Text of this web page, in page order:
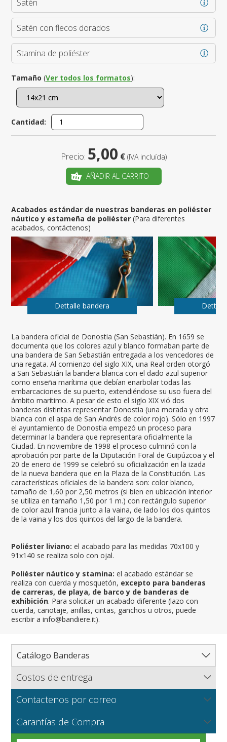
La bandera oficial de Donostia (San Sebastián). En 1659 se
documenta que los colores azul y blanco formaban parte de
una bandera de San Sebastián entregada a los vencedores de
una regata. Al comienzo del siglo XIX, una Real orden otorgó
a San Sebastián la bandera blanca con el dado azul superior
como enseña marítima que debían enarbolar todas las
embarcaciones de su puerto, extendiéndose su uso fuera del
ámbito marítimo. A pesar de esto el siglo XIX vió dos
banderas distintas representar Donostia (una morada y otra
blanca con el aspa de San Andrés de color rojo). Sólo en 1997
el ayuntamiento de Donostia empezó un proceso para
determinar la bandera que representara oficialmente la
Ciudad. En noviembre de 1998 el proceso culminó con la
aprobación por parte de la Diputación Foral de Guipúzcoa y el
20 de enero de 1999 se celebró su oficialización en la izada
de la nueva bandera que en la Plaza de la Constitución. Las
características oficiales de la bandera son: color blanco,
tamaño de 1,60 por 2,50 metros (si bien en ubicación interior
se utiliza en tamaño 1,50 por 1 m.) con rectángulo superior
de color azul francia junto a la vaina, de lado los dos quintos
de la vaina y los dos quintos del largo de la bandera.
Poliéster liviano: el acabado para las medidas 70x100 y
91x140 se realiza solo con ojal.
Poliéster náutico y stamina: el acabado estándar se
realiza con cuerda y mosquetón, excepto para banderas
de carreras, de playa, de barco y de banderas de
exhibición. Para solicitar un acabado diferente (lazo con
cuerda, canotaje, anillas, cintas, ganchos u otros, puede
escribir a info@bandiere.it).
Satén
Satén con flecos dorados
Stamina de poliéster
Tamaño (Ver todos los formatos):
Cantidad:
Precio: 5,00 € (IVA incluída)
AÑADIR AL CARRITO
Acabados estándar de nuestras banderas en poliéster
náutico y estameña de poliéster (Para diferentes
acabados, contáctenos)
Dettalle bandera
Catálogo Banderas
Catálogo completo de banderas
Norte América
América del Sur
Europa
Regiones y Estados
Regiones italianas
Estados de EEUU
Cantones y Provincias
Cantones suizos
Ciudades
Costos de entrega
Flagsonline.it calcula los costos de envío en función del
peso de los bienes, el tipo de pago y el método de
VER
Contactenos por correo
una cotización para grandes cantidades o producciones
particulares.
Garantías de Compra
Telas para banderas